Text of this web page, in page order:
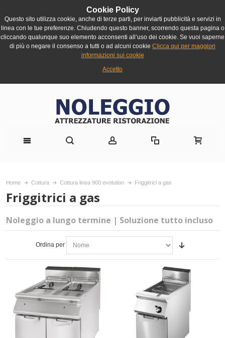
Cookie Policy
Questo sito utilizza cookie, anche di terze parti, per inviarti pubblicità e servizi in
linea con le tue preferenze. Chiudendo questo banner, scorrendo questa pagina o
cliccando qualunque suo elemento acconsenti all’uso dei cookie. Se vuoi saperne
di più o negare il consenso a tutti o ad alcuni cookie Clicca qui per maggiori
informazioni sui cookie
Accetto
Home Cottura Cottura linea 900 evolution Friggitrici a gas
Friggitrici a gas
Noleggio a lungo termine | Soluzione tutto incluso
Ordina per